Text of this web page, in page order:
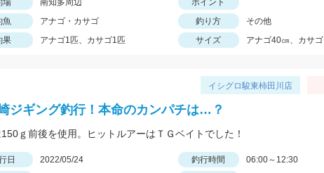
場
南知多周辺
ポイント
魚
アナゴ・カサゴ 釣り方
その他
果
アナゴ1匹、カサゴ1匹 サイズ アナゴ40㎝、カサ
イシグロ駿東柿田川店
ジギング釣行！本命のカンパチは…？
ｇ前後を使用。ヒットルアーはＴＧベイトでした！
日 2022/05/24 釣行時間
06:00～12:30